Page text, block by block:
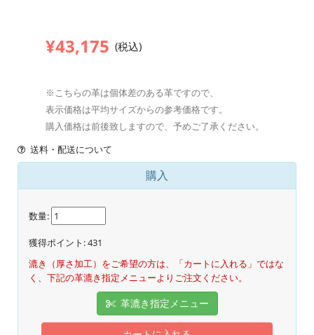
¥43,175 (税込)
※こちらの革は個体差のある革ですので、
表示価格は平均サイズからの参考価格です。
購入価格は前後致しますので、予めご了承ください。
送料・配送について
購入
数量:
獲得ポイント:431
漉き（厚さ加工）をご希望の方は、「カートに入れる」ではな
く、下記の革漉き指定メニューよりご注文ください。
革漉き指定メニュー